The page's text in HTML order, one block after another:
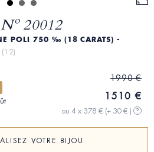
20012
POLI 750 ‰ (18 CARATS) -
(12)
1990 €
1510 €
ou 4 x 378 € (+ 30 € ) ?
VOTRE BIJOU